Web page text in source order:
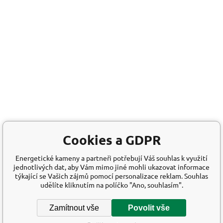
Cookies a GDPR
Energetické kameny a partneři potřebují Váš souhlas k využití
jednotlivých dat, aby Vám mimo jiné mohli ukazovat informace
týkající se Vašich zájmů pomocí personalizace reklam. Souhlas
udělíte kliknutím na políčko "Ano, souhlasím".
Zamítnout vše Povolit vše